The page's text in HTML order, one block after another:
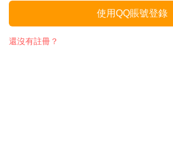
使用QQ賬號登錄
還沒有註冊？